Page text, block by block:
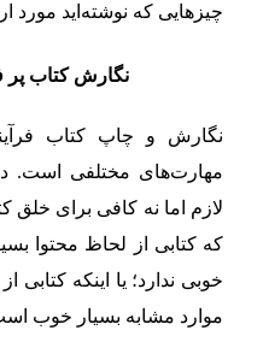
چیزهایی که نوشته‌اید مورد
نگارش کتاب پر
نگارش و چاپ کتاب
مهارت‌های مختلفی است.
لازم اما نه کافی برای خلق
که کتابی از لحاظ محتوا
خوبی ندارد؛ یا اینکه
موارد مشابه بسیار خوب